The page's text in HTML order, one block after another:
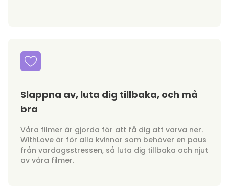
Slappna av, luta dig tillbaka, och må
bra
Våra filmer är gjorda för att få dig att varva ner.
WithLove är för alla kvinnor som behöver en paus
från vardagsstressen, så luta dig tillbaka och njut
av våra filmer.